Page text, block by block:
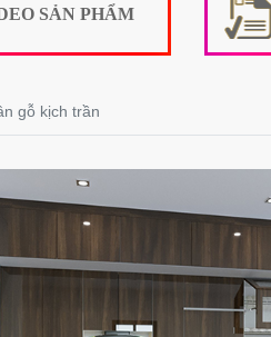
SẢN PHẨM
gỗ kịch trần